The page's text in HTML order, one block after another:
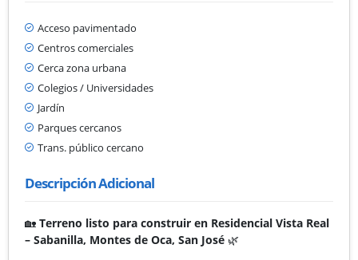
Acceso pavimentado
Centros comerciales
Cerca zona urbana
Colegios / Universidades
Jardín
Parques cercanos
Trans. público cercano
Descripción Adicional
🏡 Terreno listo para construir en Residencial Vista Real
– Sabanilla, Montes de Oca, San José 🌿